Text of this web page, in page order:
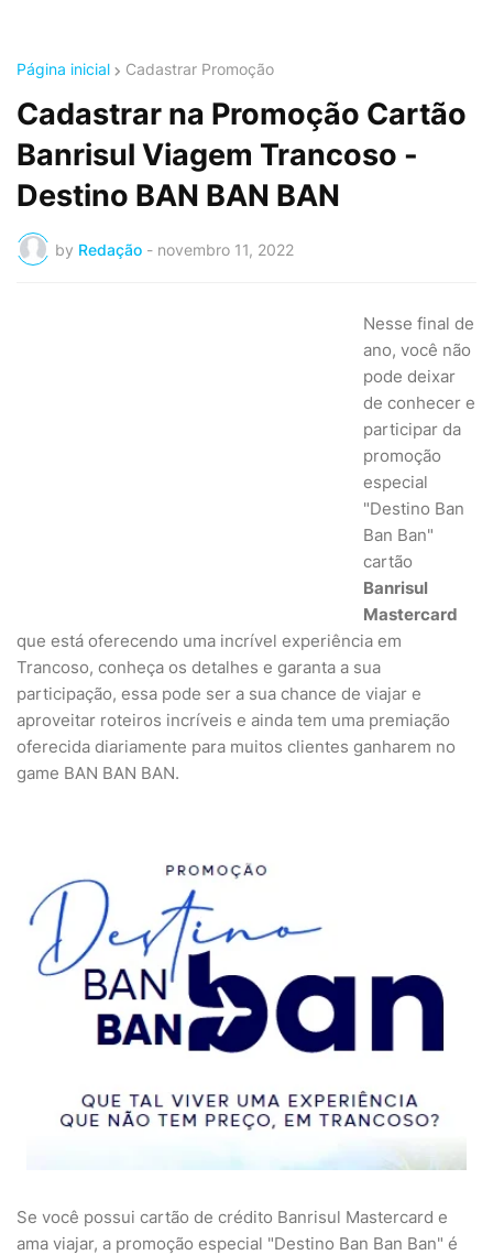
Página inicial Cadastrar Promoção
Cadastrar na Promoção Cartão
Banrisul Viagem Trancoso -
Destino BAN BAN BAN
by Redação - novembro 11, 2022
Nesse final de
ano, você não
pode deixar
de conhecer e
participar da
promoção
especial
"Destino Ban
Ban Ban"
cartão
Banrisul
Mastercard
que está oferecendo uma incrível experiência em
Trancoso, conheça os detalhes e garanta a sua
participação, essa pode ser a sua chance de viajar e
aproveitar roteiros incríveis e ainda tem uma premiação
oferecida diariamente para muitos clientes ganharem no
game BAN BAN BAN.
Se você possui cartão de crédito Banrisul Mastercard e
ama viajar, a promoção especial "Destino Ban Ban Ban" é